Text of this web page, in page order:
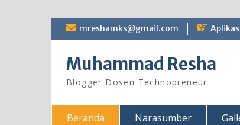
Skip mreshamks@gmail.com
Muhammad Resha
Blogger Dosen Technopreneur
Beranda Narasumber